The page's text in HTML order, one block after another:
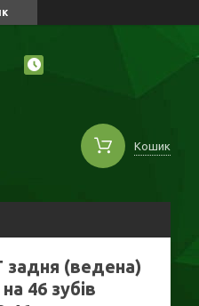
Кошик
(ведена)
46 зубів